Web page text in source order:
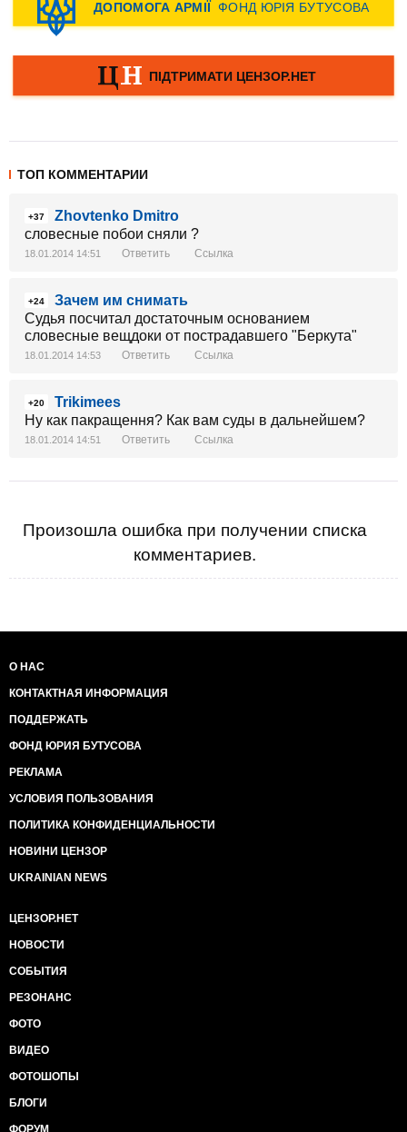
ТОП КОММЕНТАРИИ
+37
Zhovtenko Dmitro
словесные побои сняли ?
18.01.2014 14:51 Ответить Ссылка
+24
Зачем им снимать
Судья посчитал достаточным основанием
словесные вещдоки от пострадавшего "Беркута"
18.01.2014 14:53 Ответить Ссылка
+20
Trikimees
Ну как пакращення? Как вам суды в дальнейшем?
18.01.2014 14:51 Ответить Ссылка
Произошла ошибка при получении списка
комментариев.
О НАС
КОНТАКТНАЯ ИНФОРМАЦИЯ
ПОДДЕРЖАТЬ
ФОНД ЮРИЯ БУТУСОВА
РЕКЛАМА
УСЛОВИЯ ПОЛЬЗОВАНИЯ
ПОЛИТИКА КОНФИДЕНЦИАЛЬНОСТИ
НОВИНИ ЦЕНЗОР
UKRAINIAN NEWS
ЦЕНЗОР.НЕТ
НОВОСТИ
СОБЫТИЯ
РЕЗОНАНС
ФОТО
ВИДЕО
ФОТОШОПЫ
БЛОГИ
ФОРУМ